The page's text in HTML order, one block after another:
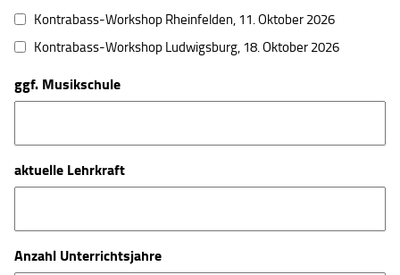
Kontrabass-Workshop Rheinfelden, 11. Oktober 2026
Kontrabass-Workshop Ludwigsburg, 18. Oktober 2026
ggf. Musikschule
aktuelle Lehrkraft
Anzahl Unterrichtsjahre